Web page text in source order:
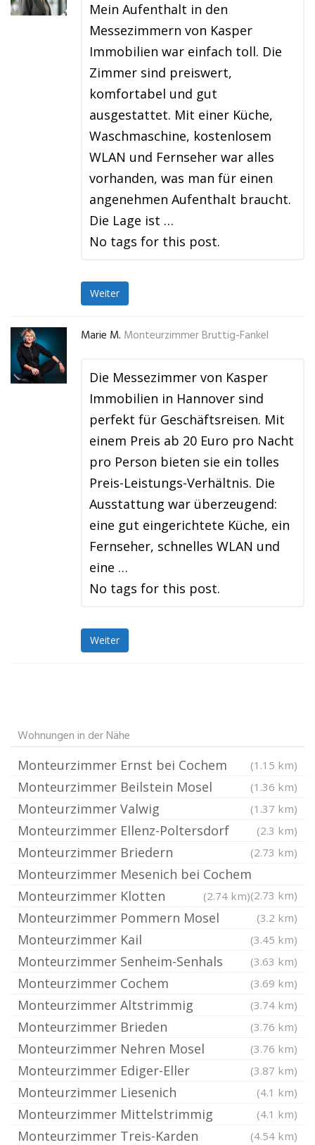
Mein Aufenthalt in den
Messezimmern von Kasper
Immobilien war einfach toll. Die
Zimmer sind preiswert,
komfortabel und gut
ausgestattet. Mit einer Küche,
Waschmaschine, kostenlosem
WLAN und Fernseher war alles
vorhanden, was man für einen
angenehmen Aufenthalt braucht.
Die Lage ist …
No tags for this post.
Weiter
Marie M. Monteurzimmer Bruttig-Fankel
Die Messezimmer von Kasper
Immobilien in Hannover sind
perfekt für Geschäftsreisen. Mit
einem Preis ab 20 Euro pro Nacht
pro Person bieten sie ein tolles
Preis-Leistungs-Verhältnis. Die
Ausstattung war überzeugend:
eine gut eingerichtete Küche, ein
Fernseher, schnelles WLAN und
eine …
No tags for this post.
Weiter
Wohnungen in der Nähe
Monteurzimmer Ernst bei Cochem (1.15 km)
Monteurzimmer Beilstein Mosel (1.36 km)
Monteurzimmer Valwig (1.37 km)
Monteurzimmer Ellenz-Poltersdorf (2.3 km)
Monteurzimmer Briedern (2.73 km)
Monteurzimmer Mesenich bei Cochem
(2.73 km)
Monteurzimmer Klotten (2.74 km)
Monteurzimmer Pommern Mosel (3.2 km)
Monteurzimmer Kail (3.45 km)
Monteurzimmer Senheim-Senhals (3.63 km)
Monteurzimmer Cochem (3.69 km)
Monteurzimmer Altstrimmig (3.74 km)
Monteurzimmer Brieden (3.76 km)
Monteurzimmer Nehren Mosel (3.76 km)
Monteurzimmer Ediger-Eller (3.87 km)
Monteurzimmer Liesenich (4.1 km)
Monteurzimmer Mittelstrimmig (4.1 km)
Monteurzimmer Treis-Karden (4.54 km)